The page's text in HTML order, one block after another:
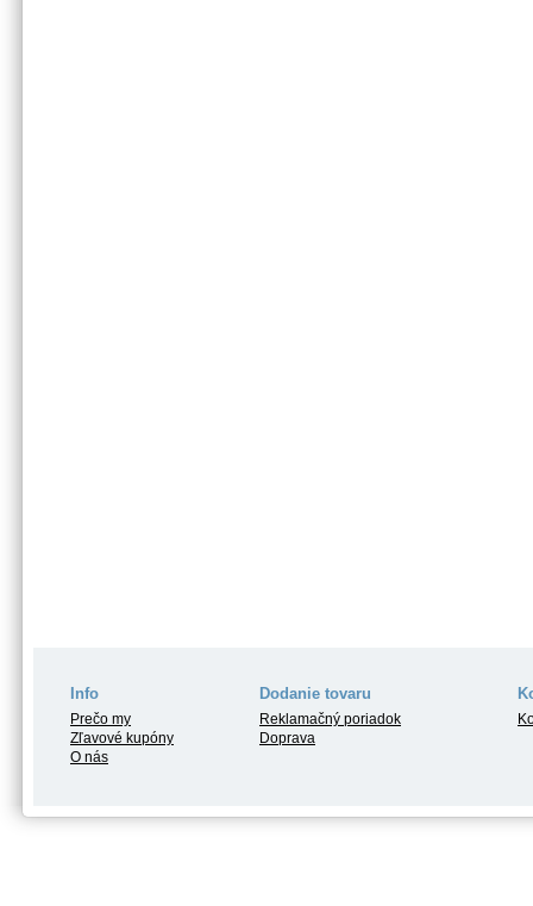
Info Dodanie tovaru
Prečo my
Zľavové kupóny
O nás
Reklamačný poriadok
Doprava